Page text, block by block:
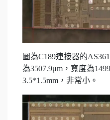
圖為C189連接器的
為3507.9μm，寬度為
3.5*1.5mm，非常小。